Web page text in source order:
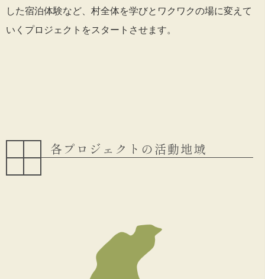
した宿泊体験など、村全体を学びとワクワクの場に変えて
いくプロジェクトをスタートさせます。
各プロジェクトの活動地域